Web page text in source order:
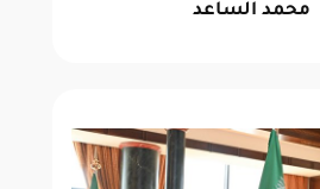
محمد الساعد